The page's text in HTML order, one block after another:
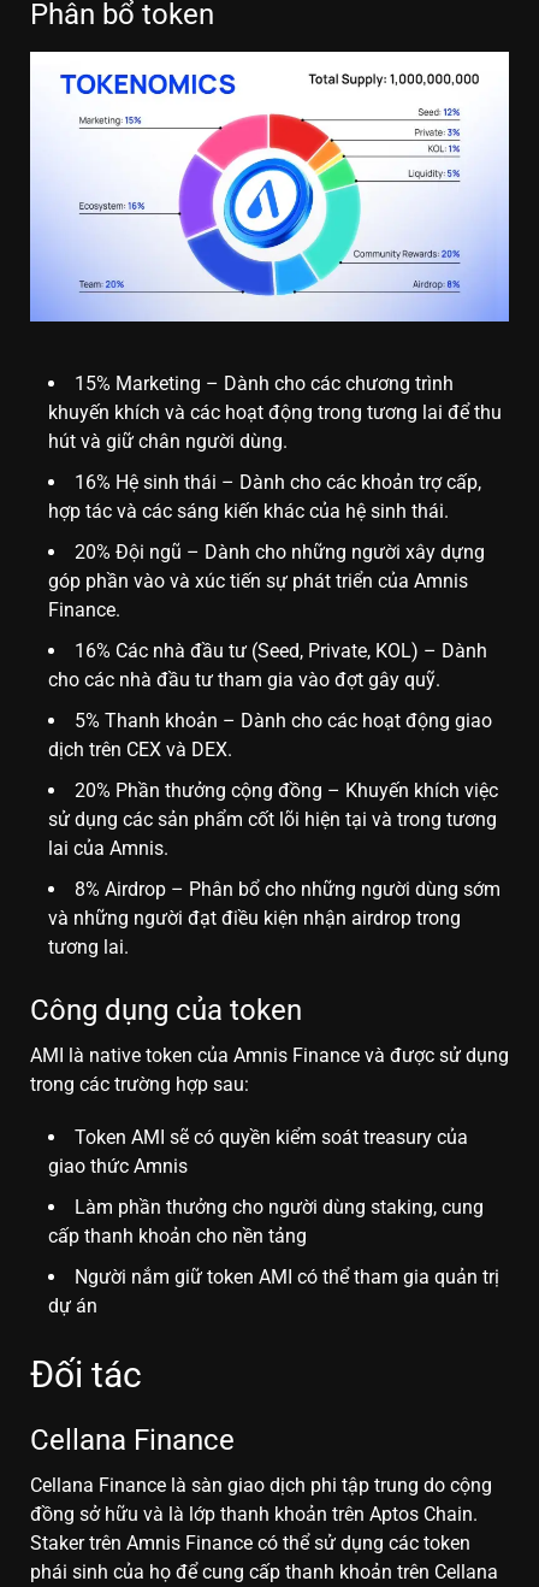
Phân bổ token
15% Marketing – Dành cho các chương trình
khuyến khích và các hoạt động trong tương lai để thu
hút và giữ chân người dùng.
16% Hệ sinh thái – Dành cho các khoản trợ cấp,
hợp tác và các sáng kiến khác của hệ sinh thái.
20% Đội ngũ – Dành cho những người xây dựng
góp phần vào và xúc tiến sự phát triển của Amnis
Finance.
16% Các nhà đầu tư (Seed, Private, KOL) – Dành
cho các nhà đầu tư tham gia vào đợt gây quỹ.
5% Thanh khoản – Dành cho các hoạt động giao
dịch trên CEX và DEX.
20% Phần thưởng cộng đồng – Khuyến khích việc
sử dụng các sản phẩm cốt lõi hiện tại và trong tương
lai của Amnis.
8% Airdrop – Phân bổ cho những người dùng sớm
và những người đạt điều kiện nhận airdrop trong
tương lai.
Công dụng của token
AMI là native token của Amnis Finance và được sử dụng
trong các trường hợp sau:
Token AMI sẽ có quyền kiểm soát treasury của
giao thức Amnis
Làm phần thưởng cho người dùng staking, cung
cấp thanh khoản cho nền tảng
Người nắm giữ token AMI có thể tham gia quản trị
dự án
Đối tác
Cellana Finance
Cellana Finance là sàn giao dịch phi tập trung do cộng
đồng sở hữu và là lớp thanh khoản trên Aptos Chain.
Staker trên Amnis Finance có thể sử dụng các token
phái sinh của họ để cung cấp thanh khoản trên Cellana